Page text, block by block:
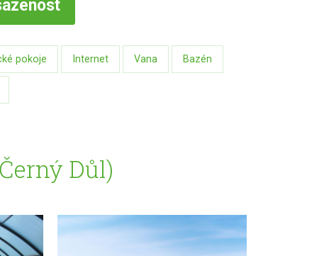
pokoje Internet Vana Bazén
Důl)